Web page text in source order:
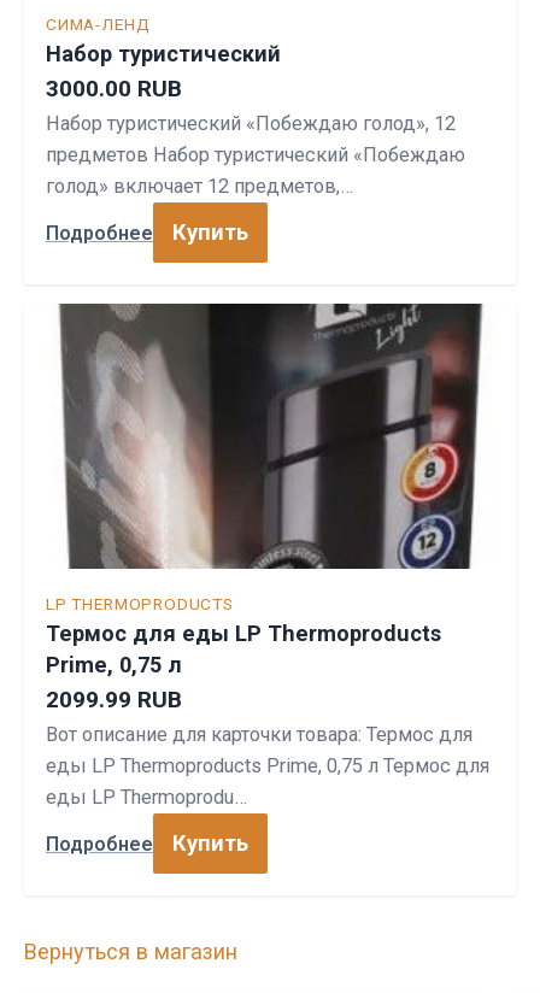
СИМА-ЛЕНД
Набор туристический
3000.00 RUB
Набор туристический «Побеждаю голод», 12
предметов Набор туристический «Побеждаю
голод» включает 12 предметов,…
Подробнее Купить
LP THERMOPRODUCTS
Термос для еды LP Thermoproducts
Prime, 0,75 л
2099.99 RUB
Вот описание для карточки товара: Термос для
еды LP Thermoproducts Prime, 0,75 л Термос для
еды LP Thermoprodu…
Подробнее Купить
Вернуться в магазин